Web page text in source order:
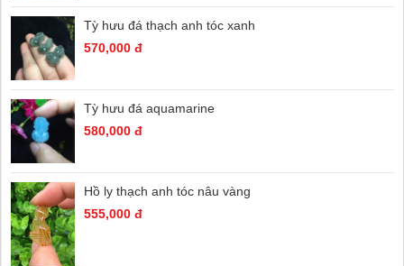
Tỳ hưu đá thạch anh tóc xanh
570,000 đ
Tỳ hưu đá aquamarine
580,000 đ
Hồ ly thạch anh tóc nâu vàng
555,000 đ